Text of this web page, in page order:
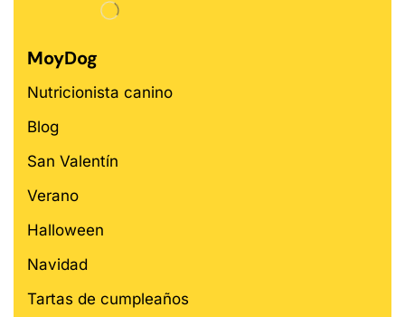
MoyDog
Nutricionista canino
Blog
San Valentín
Verano
Halloween
Navidad
Tartas de cumpleaños